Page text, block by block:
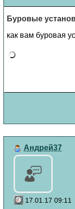
Буровые
как вам буровая
Андрей37
17.01.17 09:11